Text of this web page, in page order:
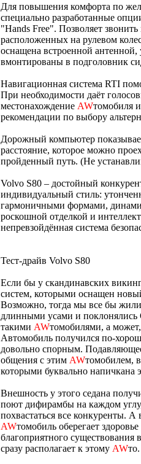
Для повышения комфорта по
специально разработанные
"Hands Free". Позволяет
расположенных на рулевом
оснащена встроенной
вмонтированы в подголовник
Навигационная система RTI
При необходимости даёт
местонахождение AWтомобиля
рекомендации по выбору
Дорожный компьютер
расстояние, которое можно
пройденный путь. (Не
Volvo S80 – достойный
индивидуальный стиль:
гармоничными формами,
роскошной отделкой и
непревзойдённая система
Тест-драйв Volvo S80
Если бы у скандинавских
систем, которыми оснащен
Возможно, тогда мы все бы жили
длинными усами и
такими AWтомобилями, а
Автомобиль получился по-
довольно спорным.
общения с этим AWтомобилем,
которыми буквально напичкана
Внешность у этого седана
поют дифирамбы на каждом
похвастаться все конкуренты. А
AWтомобиль оберегает
благоприятного существования
сразу располагает к этому AWто.